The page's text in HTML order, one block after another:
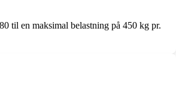
til en maksimal belastning på 450 kg pr.